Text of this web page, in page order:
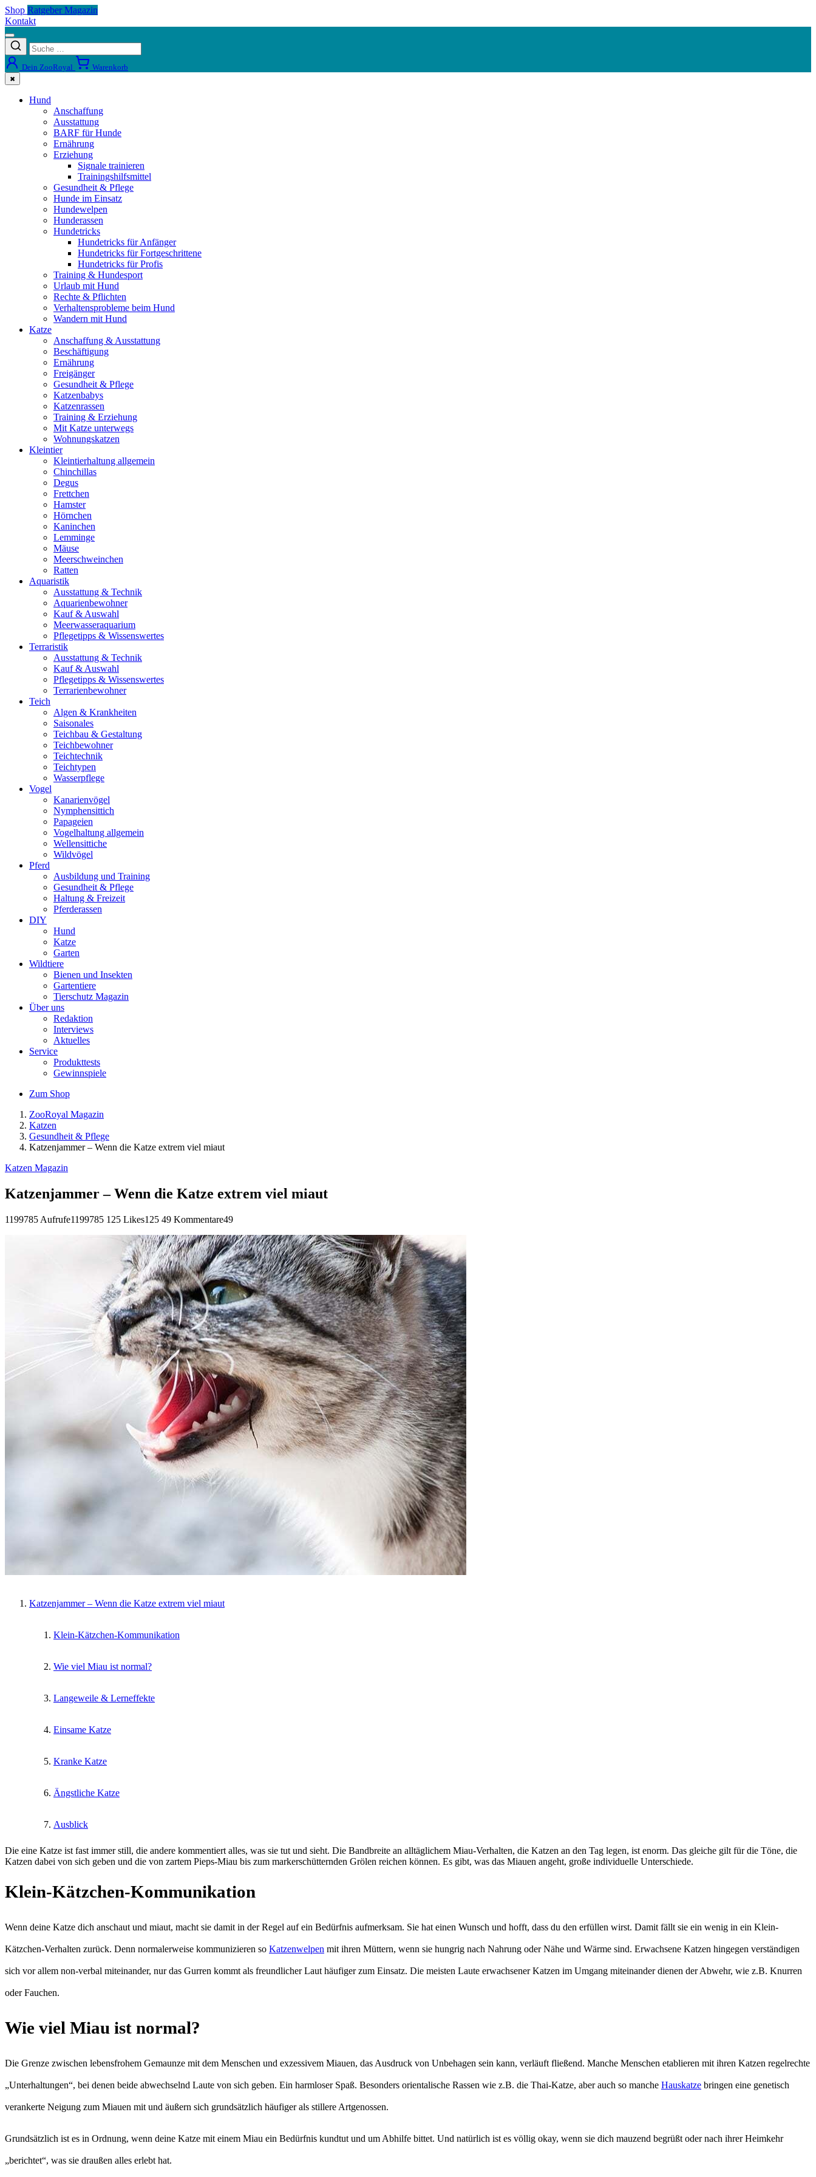
Shop Ratgeber Magazin
Kontakt
Dein ZooRoyal Warenkorb
✖
Hund
Anschaffung
Ausstattung
BARF für Hunde
Ernährung
Erziehung
Signale trainieren
Trainingshilfsmittel
Gesundheit & Pflege
Hunde im Einsatz
Hundewelpen
Hunderassen
Hundetricks
Hundetricks für Anfänger
Hundetricks für Fortgeschrittene
Hundetricks für Profis
Training & Hundesport
Urlaub mit Hund
Rechte & Pflichten
Verhaltensprobleme beim Hund
Wandern mit Hund
Katze
Anschaffung & Ausstattung
Beschäftigung
Ernährung
Freigänger
Gesundheit & Pflege
Katzenbabys
Katzenrassen
Training & Erziehung
Mit Katze unterwegs
Wohnungskatzen
Kleintier
Kleintierhaltung allgemein
Chinchillas
Degus
Frettchen
Hamster
Hörnchen
Kaninchen
Lemminge
Mäuse
Meerschweinchen
Ratten
Aquaristik
Ausstattung & Technik
Aquarienbewohner
Kauf & Auswahl
Meerwasseraquarium
Pflegetipps & Wissenswertes
Terraristik
Ausstattung & Technik
Kauf & Auswahl
Pflegetipps & Wissenswertes
Terrarienbewohner
Teich
Algen & Krankheiten
Saisonales
Teichbau & Gestaltung
Teichbewohner
Teichtechnik
Teichtypen
Wasserpflege
Vogel
Kanarienvögel
Nymphensittich
Papageien
Vogelhaltung allgemein
Wellensittiche
Wildvögel
Pferd
Ausbildung und Training
Gesundheit & Pflege
Haltung & Freizeit
Pferderassen
DIY
Hund
Katze
Garten
Wildtiere
Bienen und Insekten
Gartentiere
Tierschutz Magazin
Über uns
Redaktion
Interviews
Aktuelles
Service
Produkttests
Gewinnspiele
Zum Shop
ZooRoyal Magazin
Katzen
Gesundheit & Pflege
Katzenjammer – Wenn die Katze extrem viel miaut
Katzen Magazin
Katzenjammer – Wenn die Katze extrem viel miaut
1199785 Aufrufe1199785 125 Likes125 49 Kommentare49
Katzenjammer – Wenn die Katze extrem viel miaut
Klein-Kätzchen-Kommunikation
Wie viel Miau ist normal?
Langeweile & Lerneffekte
Einsame Katze
Kranke Katze
Ängstliche Katze
Ausblick
Die eine Katze ist fast immer still, die andere kommentiert alles, was sie tut und sieht. Die Bandbreite an alltäglichem Miau-Verhalten, die Katzen an den Tag legen, ist enorm. Das gleiche gilt für die Töne, die
Katzen dabei von sich geben und die von zartem Pieps-Miau bis zum markerschütternden Grölen reichen können. Es gibt, was das Miauen angeht, große individuelle Unterschiede.
Klein-Kätzchen-Kommunikation
Wenn deine Katze dich anschaut und miaut, macht sie damit in der Regel auf ein Bedürfnis aufmerksam. Sie hat einen Wunsch und hofft, dass du den erfüllen wirst. Damit fällt sie ein wenig in ein Klein-
Kätzchen-Verhalten zurück. Denn normalerweise kommunizieren so Katzenwelpen mit ihren Müttern, wenn sie hungrig nach Nahrung oder Nähe und Wärme sind. Erwachsene Katzen hingegen verständigen
sich vor allem non-verbal miteinander, nur das Gurren kommt als freundlicher Laut häufiger zum Einsatz. Die meisten Laute erwachsener Katzen im Umgang miteinander dienen der Abwehr, wie z.B. Knurren
oder Fauchen.
Wie viel Miau ist normal?
Die Grenze zwischen lebensfrohem Gemaunze mit dem Menschen und exzessivem Miauen, das Ausdruck von Unbehagen sein kann, verläuft fließend. Manche Menschen etablieren mit ihren Katzen regelrechte
„Unterhaltungen“, bei denen beide abwechselnd Laute von sich geben. Ein harmloser Spaß. Besonders orientalische Rassen wie z.B. die Thai-Katze, aber auch so manche Hauskatze bringen eine genetisch
verankerte Neigung zum Miauen mit und äußern sich grundsätzlich häufiger als stillere Artgenossen.
Grundsätzlich ist es in Ordnung, wenn deine Katze mit einem Miau ein Bedürfnis kundtut und um Abhilfe bittet. Und natürlich ist es völlig okay, wenn sie dich mauzend begrüßt oder nach ihrer Heimkehr
„berichtet“, was sie draußen alles erlebt hat.